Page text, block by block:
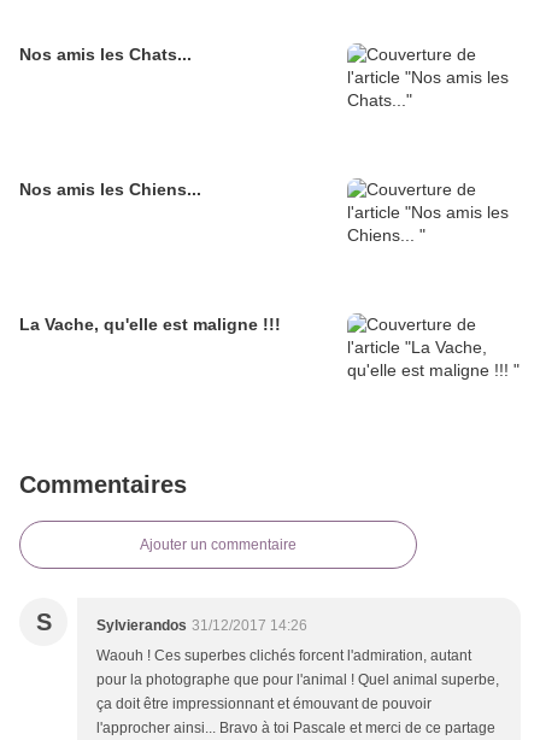
Nos amis les Chats...
Nos amis les Chiens...
La Vache, qu'elle est maligne !!!
Commentaires
Ajouter un commentaire
S Sylvierandos 31/12/2017 14:26
Waouh ! Ces superbes clichés forcent l'admiration, autant
pour la photographe que pour l'animal ! Quel animal superbe,
ça doit être impressionnant et émouvant de pouvoir
l'approcher ainsi... Bravo à toi Pascale et merci de ce partage